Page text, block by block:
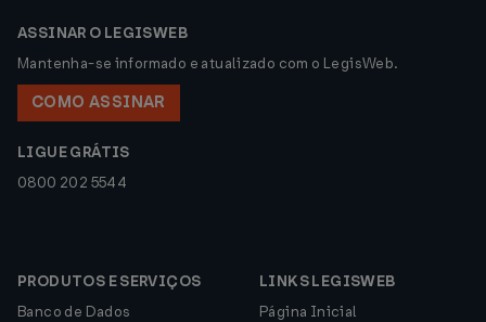
ASSINAR O LEGISWEB
Mantenha-se informado e atualizado com o LegisWeb.
COMO ASSINAR
LIGUE GRÁTIS
0800 202 5544
PRODUTOS E SERVIÇOS
Banco de Dados
LINKS LEGISWEB
Página Inicial